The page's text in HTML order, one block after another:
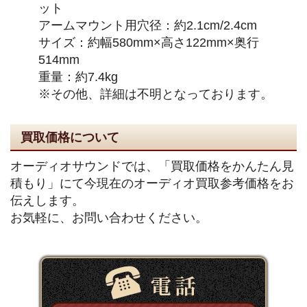
ット
アームマウント用穴径：約2.1cm/2.4cm
サイズ：約幅580mm×高さ122mm×奥行
514mm
重量：約7.4kg
※その他、詳細は不明となっております。
買取価格について
オーディオサウンドでは、「買取価格をかんたん見
積もり」にて今現在のオーディオ買取参考価格をお
伝えします。
お気軽に、お問い合わせください。